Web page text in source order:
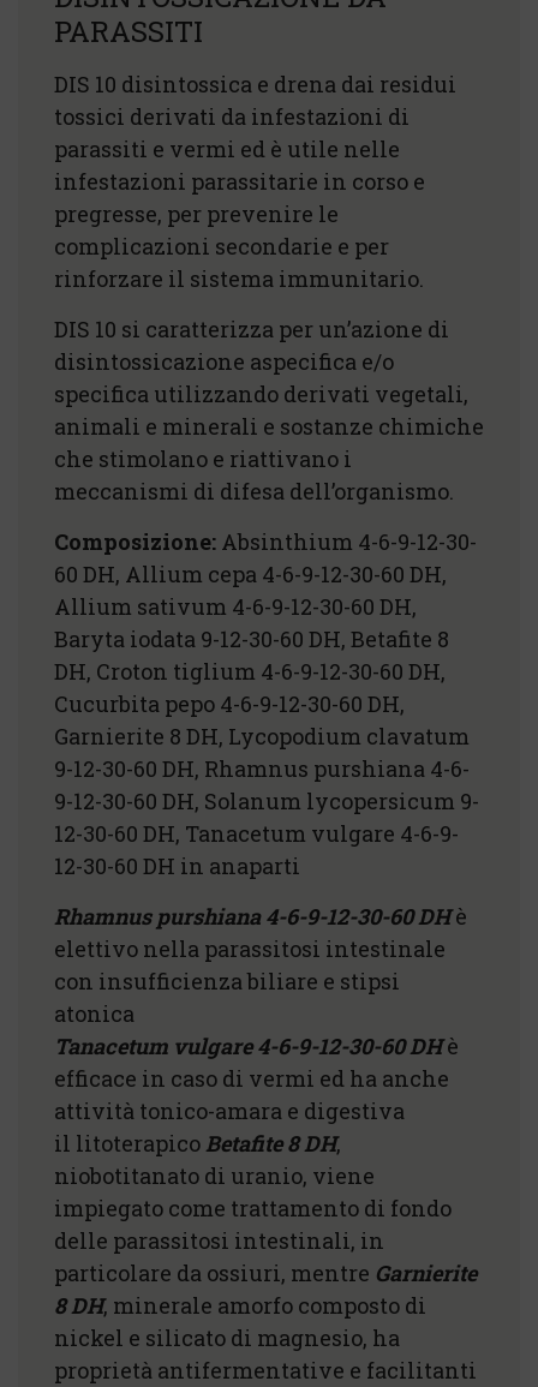
PARASSITI
DIS 10 disintossica e drena dai residui
tossici derivati da infestazioni di
parassiti e vermi ed è utile nelle
infestazioni parassitarie in corso e
pregresse, per prevenire le
complicazioni secondarie e per
rinforzare il sistema immunitario.
DIS 10 si caratterizza per un’azione di
disintossicazione aspecifica e/o
specifica utilizzando derivati vegetali,
animali e minerali e sostanze chimiche
che stimolano e riattivano i
meccanismi di difesa dell’organismo.
Composizione: Absinthium 4-6-9-12-30-
60 DH, Allium cepa 4-6-9-12-30-60 DH,
Allium sativum 4-6-9-12-30-60 DH,
Baryta iodata 9-12-30-60 DH, Betafite 8
DH, Croton tiglium 4-6-9-12-30-60 DH,
Cucurbita pepo 4-6-9-12-30-60 DH,
Garnierite 8 DH, Lycopodium clavatum
9-12-30-60 DH, Rhamnus purshiana 4-6-
9-12-30-60 DH, Solanum lycopersicum 9-
12-30-60 DH, Tanacetum vulgare 4-6-9-
12-30-60 DH in anaparti
Rhamnus purshiana 4-6-9-12-30-60 DHè
elettivo nella parassitosi intestinale
con insufficienza biliare e stipsi
atonica
Tanacetum vulgare 4-6-9-12-30-60 DHè
efficace in caso di vermi ed ha anche
attività tonico-amara e digestiva
il litoterapicoBetafite 8 DH,
niobotitanato di uranio, viene
impiegato come trattamento di fondo
delle parassitosi intestinali, in
particolare da ossiuri, mentre Garnierite
8 DH, minerale amorfo composto di
nickel e silicato di magnesio, ha
proprietà antifermentative e facilitanti